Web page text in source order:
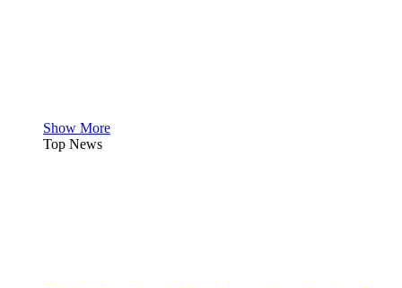
Show More
Top News